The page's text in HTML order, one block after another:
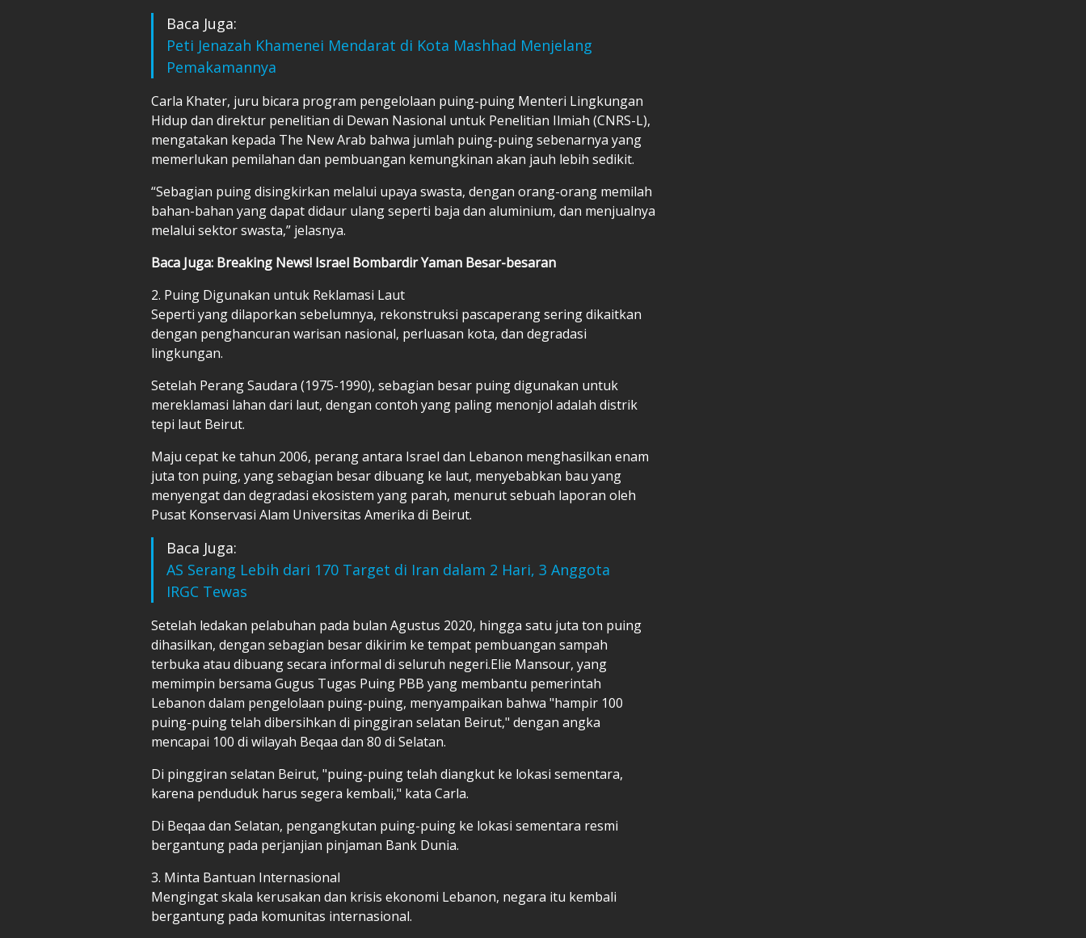
Baca Juga:
Peti Jenazah Khamenei Mendarat di Kota Mashhad Menjelang
Pemakamannya
Carla Khater, juru bicara program pengelolaan puing-puing Menteri Lingkungan
Hidup dan direktur penelitian di Dewan Nasional untuk Penelitian Ilmiah (CNRS-L),
mengatakan kepada The New Arab bahwa jumlah puing-puing sebenarnya yang
memerlukan pemilahan dan pembuangan kemungkinan akan jauh lebih sedikit.
“Sebagian puing disingkirkan melalui upaya swasta, dengan orang-orang memilah
bahan-bahan yang dapat didaur ulang seperti baja dan aluminium, dan menjualnya
melalui sektor swasta,” jelasnya.
Baca Juga: Breaking News! Israel Bombardir Yaman Besar-besaran
2. Puing Digunakan untuk Reklamasi Laut
Seperti yang dilaporkan sebelumnya, rekonstruksi pascaperang sering dikaitkan
dengan penghancuran warisan nasional, perluasan kota, dan degradasi
lingkungan.
Setelah Perang Saudara (1975-1990), sebagian besar puing digunakan untuk
mereklamasi lahan dari laut, dengan contoh yang paling menonjol adalah distrik
tepi laut Beirut.
Maju cepat ke tahun 2006, perang antara Israel dan Lebanon menghasilkan enam
juta ton puing, yang sebagian besar dibuang ke laut, menyebabkan bau yang
menyengat dan degradasi ekosistem yang parah, menurut sebuah laporan oleh
Pusat Konservasi Alam Universitas Amerika di Beirut.
Baca Juga:
AS Serang Lebih dari 170 Target di Iran dalam 2 Hari, 3 Anggota
IRGC Tewas
Setelah ledakan pelabuhan pada bulan Agustus 2020, hingga satu juta ton puing
dihasilkan, dengan sebagian besar dikirim ke tempat pembuangan sampah
terbuka atau dibuang secara informal di seluruh negeri.Elie Mansour, yang
memimpin bersama Gugus Tugas Puing PBB yang membantu pemerintah
Lebanon dalam pengelolaan puing-puing, menyampaikan bahwa "hampir 100
puing-puing telah dibersihkan di pinggiran selatan Beirut," dengan angka
mencapai 100 di wilayah Beqaa dan 80 di Selatan.
Di pinggiran selatan Beirut, "puing-puing telah diangkut ke lokasi sementara,
karena penduduk harus segera kembali," kata Carla.
Di Beqaa dan Selatan, pengangkutan puing-puing ke lokasi sementara resmi
bergantung pada perjanjian pinjaman Bank Dunia.
3. Minta Bantuan Internasional
Mengingat skala kerusakan dan krisis ekonomi Lebanon, negara itu kembali
bergantung pada komunitas internasional.